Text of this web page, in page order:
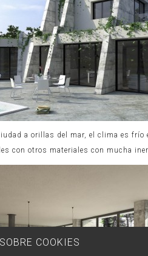
a orillas del mar, el clima es frío
con otros materiales con mucha
COOKIES